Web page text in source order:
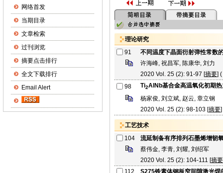
网络首发
当期目录
文章检索
过刊浏览
摘要点击排行
全文下载排行
Email Alert
理论研究
91
不同温度下晶面衍射弹性常数
许海峰, 祝昌军, 陈康华, 刘力
2020 Vol. 25 (2): 91-97 [摘要] (
98
Ti2AlNb基合金高温氧化初期
杨家俊, 刘立斌, 赵云, 章立钢
2020 Vol. 25 (2): 98-103 [摘要
工艺技术
104
流延制备有序排列石墨烯增韧
蔡伟金, 李青, 刘耀, 刘绍军
2020 Vol. 25 (2): 104-111 [摘要
112
S275铁素体钢板窄间隙激光焊